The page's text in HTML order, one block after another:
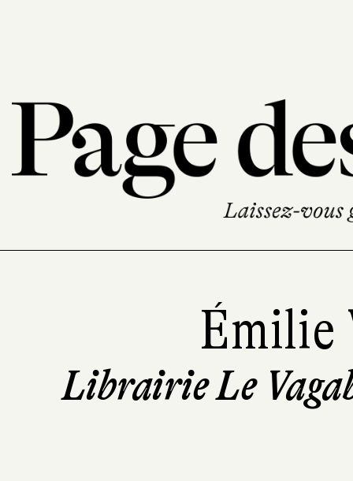
Émilie
Librairie Le